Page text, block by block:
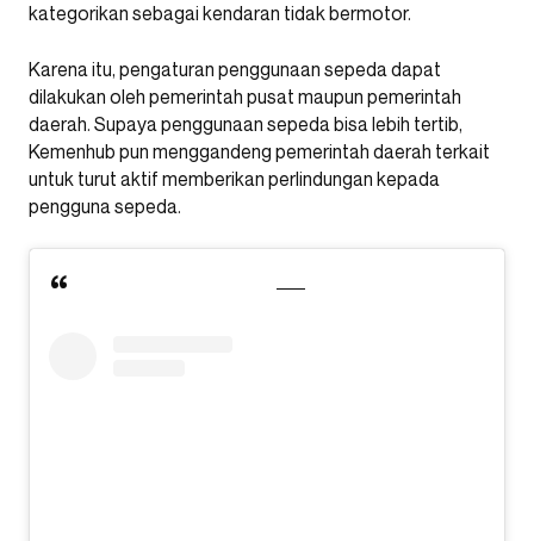
kategorikan sebagai kendaran tidak bermotor.
Karena itu, pengaturan penggunaan sepeda dapat
dilakukan oleh pemerintah pusat maupun pemerintah
daerah. Supaya penggunaan sepeda bisa lebih tertib,
Kemenhub pun menggandeng pemerintah daerah terkait
untuk turut aktif memberikan perlindungan kepada
pengguna sepeda.